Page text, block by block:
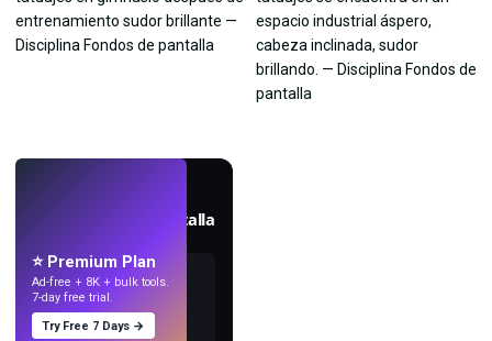
Crea fondos de pantalla
⭐ Premium Plan
Ad-free + 8K + bulk tools.
7-day free trial.
Try Free 7 Days →